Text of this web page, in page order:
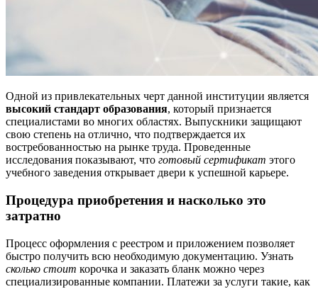
Одной из привлекательных черт данной институции является
высокий стандарт образования, который признается
специалистами во многих областях. Выпускники защищают
свою степень на отлично, что подтверждается их
востребованностью на рынке труда. Проведенные
исследования показывают, что готовый сертификат этого
учебного заведения открывает двери к успешной карьере.
Процедура приобретения и насколько это
затратно
Процесс оформления с реестром и приложением позволяет
быстро получить всю необходимую документацию. Узнать
сколько стоит корочка и заказать бланк можно через
специализированные компании. Платежи за услуги такие, как